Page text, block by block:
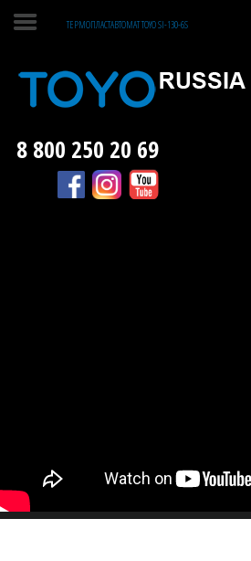
ГЛАВНАЯ
ЛИТЬЕ МЕТАЛЛОВ
ТЕРМОПЛАСТАВТОМАТ TOYO SI-130-6S
8 800 250 20 69